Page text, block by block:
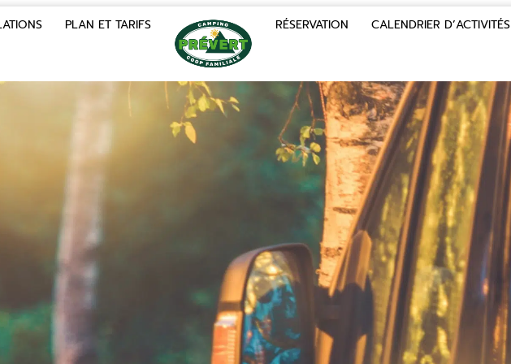
PLAN ET TARIFS RÉSERVATION CALENDRIER D’ACTIVITÉS